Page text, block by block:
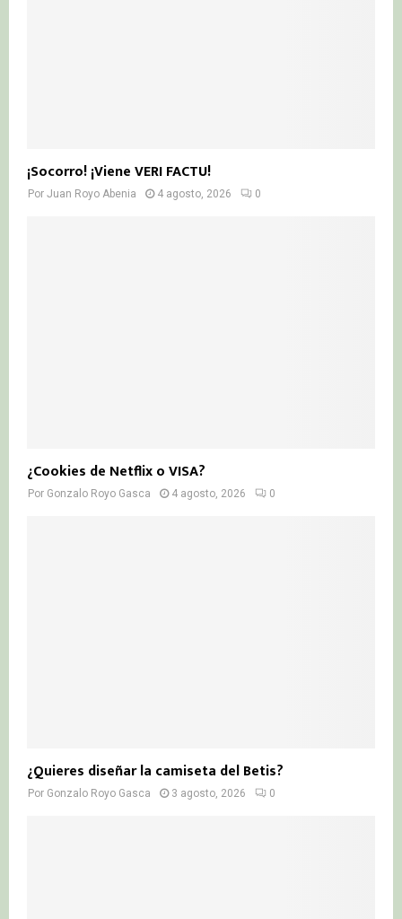
¡Socorro! ¡Viene VERI FACTU!
Por Juan Royo Abenia 4 agosto, 2026 0
¿Cookies de Netflix o VISA?
Por Gonzalo Royo Gasca 4 agosto, 2026 0
¿Quieres diseñar la camiseta del Betis?
Por Gonzalo Royo Gasca 3 agosto, 2026 0